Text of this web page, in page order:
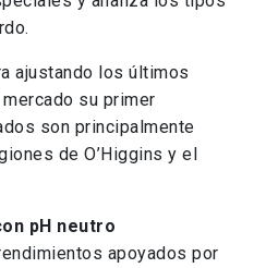
ajustando los últimos
su primer
son principalmente
de O’Higgins y el
pH neutro
apoyados por